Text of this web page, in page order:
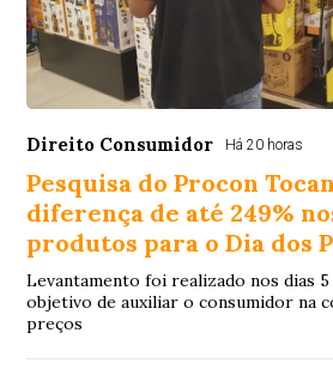
Direito Consumidor Há 20 horas
Pesquisa do Procon
diferença de até 249%
produtos para o Dia dos
Levantamento foi realizado nos dias
objetivo de auxiliar o consumidor na
preços